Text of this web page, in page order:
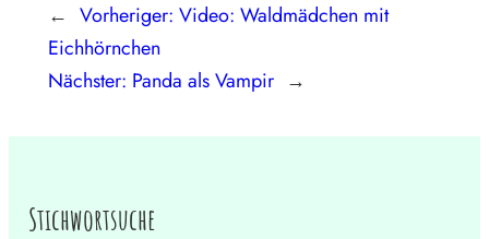
← Vorheriger: Video: Waldmädchen mit
Eichhörnchen
Nächster: Panda als Vampir →
Stichwortsuche